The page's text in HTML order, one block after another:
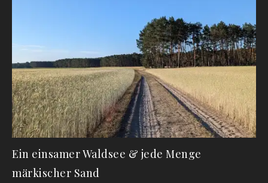
Ein einsamer Waldsee & jede Menge
märkischer Sand